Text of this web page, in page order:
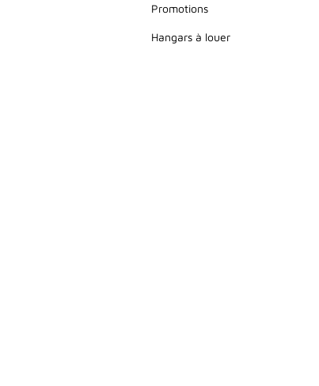
Promotions
Hangars à louer